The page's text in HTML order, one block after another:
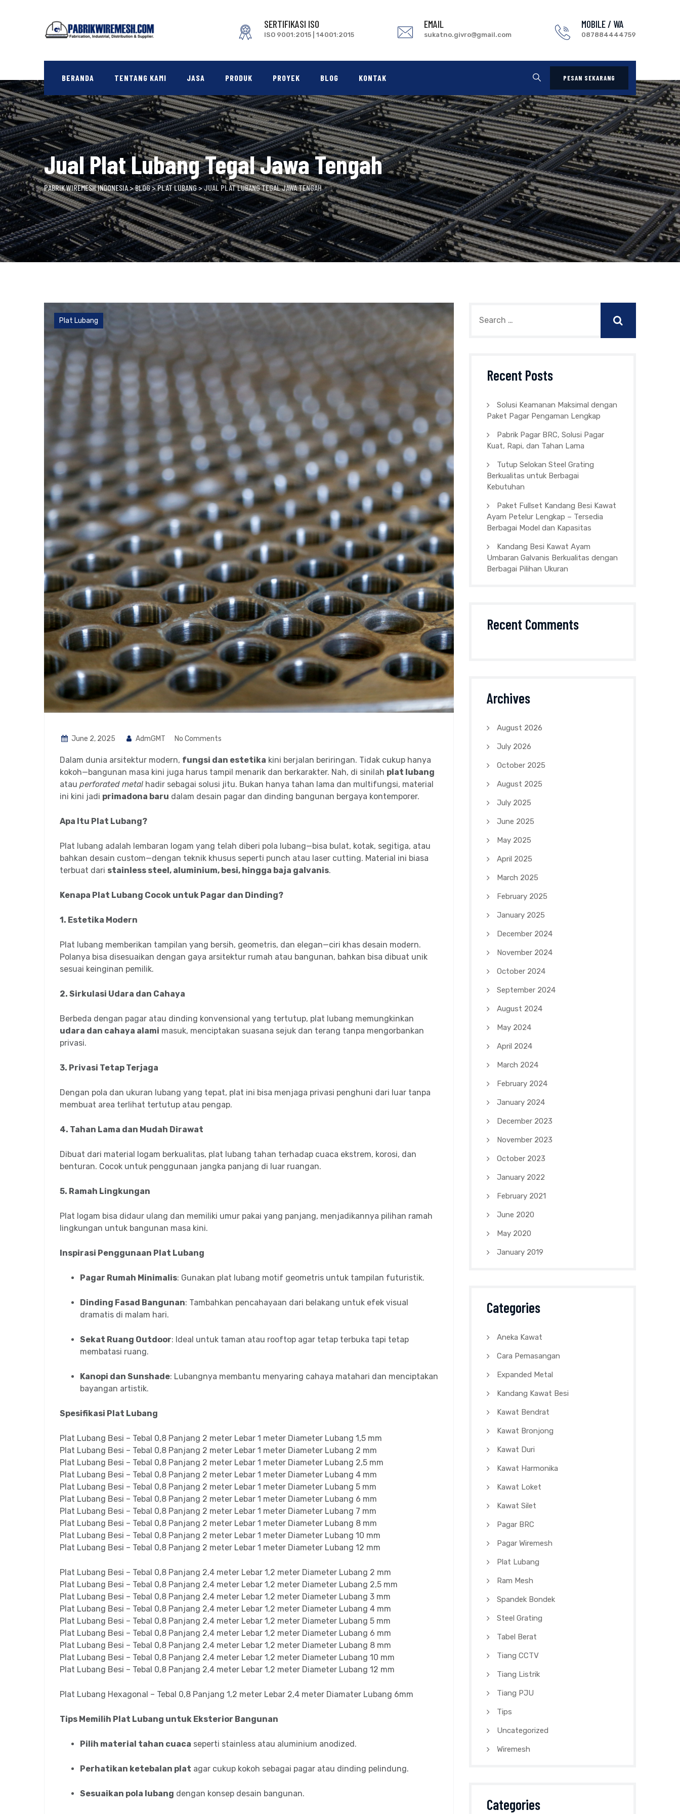
SERTIFIKASI ISO
ISO 9001:2015 | 14001:2015
EMAIL
sukatno.givro@gmail.com
MOBILE / WA
087884444759
BERANDA TENTANG KAMI JASA PRODUK PROYEK BLOG KONTAK PESAN SEKARANG
Jual Plat Lubang Tegal Jawa Tengah
PABRIK WIREMESH INDONESIA>BLOG>PLAT LUBANG>JUAL PLAT LUBANG TEGAL JAWA TENGAH
Plat Lubang
June 2, 2025 AdmGMT No Comments
Dalam dunia arsitektur modern, fungsi dan estetika kini berjalan beriringan. Tidak cukup hanya
kokoh—bangunan masa kini juga harus tampil menarik dan berkarakter. Nah, di sinilah plat lubang
atau perforated metal hadir sebagai solusi jitu. Bukan hanya tahan lama dan multifungsi, material
ini kini jadi primadona baru dalam desain pagar dan dinding bangunan bergaya kontemporer.
Apa Itu Plat Lubang?
Plat lubang adalah lembaran logam yang telah diberi pola lubang—bisa bulat, kotak, segitiga, atau
bahkan desain custom—dengan teknik khusus seperti punch atau laser cutting. Material ini biasa
terbuat dari stainless steel, aluminium, besi, hingga baja galvanis.
Kenapa Plat Lubang Cocok untuk Pagar dan Dinding?
1. Estetika Modern
Plat lubang memberikan tampilan yang bersih, geometris, dan elegan—ciri khas desain modern.
Polanya bisa disesuaikan dengan gaya arsitektur rumah atau bangunan, bahkan bisa dibuat unik
sesuai keinginan pemilik.
2. Sirkulasi Udara dan Cahaya
Berbeda dengan pagar atau dinding konvensional yang tertutup, plat lubang memungkinkan
udara dan cahaya alami masuk, menciptakan suasana sejuk dan terang tanpa mengorbankan
privasi.
3. Privasi Tetap Terjaga
Dengan pola dan ukuran lubang yang tepat, plat ini bisa menjaga privasi penghuni dari luar tanpa
membuat area terlihat tertutup atau pengap.
4. Tahan Lama dan Mudah Dirawat
Dibuat dari material logam berkualitas, plat lubang tahan terhadap cuaca ekstrem, korosi, dan
benturan. Cocok untuk penggunaan jangka panjang di luar ruangan.
5. Ramah Lingkungan
Plat logam bisa didaur ulang dan memiliki umur pakai yang panjang, menjadikannya pilihan ramah
lingkungan untuk bangunan masa kini.
Inspirasi Penggunaan Plat Lubang
Pagar Rumah Minimalis: Gunakan plat lubang motif geometris untuk tampilan futuristik.
Dinding Fasad Bangunan: Tambahkan pencahayaan dari belakang untuk efek visual
dramatis di malam hari.
Sekat Ruang Outdoor: Ideal untuk taman atau rooftop agar tetap terbuka tapi tetap
membatasi ruang.
Kanopi dan Sunshade: Lubangnya membantu menyaring cahaya matahari dan menciptakan
bayangan artistik.
Spesifikasi Plat Lubang
Plat Lubang Besi – Tebal 0,8 Panjang 2 meter Lebar 1 meter Diameter Lubang 1,5 mm
Plat Lubang Besi – Tebal 0,8 Panjang 2 meter Lebar 1 meter Diameter Lubang 2 mm
Plat Lubang Besi – Tebal 0,8 Panjang 2 meter Lebar 1 meter Diameter Lubang 2,5 mm
Plat Lubang Besi – Tebal 0,8 Panjang 2 meter Lebar 1 meter Diameter Lubang 4 mm
Plat Lubang Besi – Tebal 0,8 Panjang 2 meter Lebar 1 meter Diameter Lubang 5 mm
Plat Lubang Besi – Tebal 0,8 Panjang 2 meter Lebar 1 meter Diameter Lubang 6 mm
Plat Lubang Besi – Tebal 0,8 Panjang 2 meter Lebar 1 meter Diameter Lubang 7 mm
Plat Lubang Besi – Tebal 0,8 Panjang 2 meter Lebar 1 meter Diameter Lubang 8 mm
Plat Lubang Besi – Tebal 0,8 Panjang 2 meter Lebar 1 meter Diameter Lubang 10 mm
Plat Lubang Besi – Tebal 0,8 Panjang 2 meter Lebar 1 meter Diameter Lubang 12 mm
Plat Lubang Besi – Tebal 0,8 Panjang 2,4 meter Lebar 1,2 meter Diameter Lubang 2 mm
Plat Lubang Besi – Tebal 0,8 Panjang 2,4 meter Lebar 1,2 meter Diameter Lubang 2,5 mm
Plat Lubang Besi – Tebal 0,8 Panjang 2,4 meter Lebar 1,2 meter Diameter Lubang 3 mm
Plat Lubang Besi – Tebal 0,8 Panjang 2,4 meter Lebar 1,2 meter Diameter Lubang 4 mm
Plat Lubang Besi – Tebal 0,8 Panjang 2,4 meter Lebar 1,2 meter Diameter Lubang 5 mm
Plat Lubang Besi – Tebal 0,8 Panjang 2,4 meter Lebar 1,2 meter Diameter Lubang 6 mm
Plat Lubang Besi – Tebal 0,8 Panjang 2,4 meter Lebar 1,2 meter Diameter Lubang 8 mm
Plat Lubang Besi – Tebal 0,8 Panjang 2,4 meter Lebar 1,2 meter Diameter Lubang 10 mm
Plat Lubang Besi – Tebal 0,8 Panjang 2,4 meter Lebar 1,2 meter Diameter Lubang 12 mm
Plat Lubang Hexagonal – Tebal 0,8 Panjang 1,2 meter Lebar 2,4 meter Diamater Lubang 6mm
Tips Memilih Plat Lubang untuk Eksterior Bangunan
Pilih material tahan cuaca seperti stainless atau aluminium anodized.
Perhatikan ketebalan plat agar cukup kokoh sebagai pagar atau dinding pelindung.
Sesuaikan pola lubang dengan konsep desain bangunan.
Recent Posts
Solusi Keamanan Maksimal dengan
Paket Pagar Pengaman Lengkap
Pabrik Pagar BRC, Solusi Pagar
Kuat, Rapi, dan Tahan Lama
Tutup Selokan Steel Grating
Berkualitas untuk Berbagai
Kebutuhan
Paket Fullset Kandang Besi Kawat
Ayam Petelur Lengkap – Tersedia
Berbagai Model dan Kapasitas
Kandang Besi Kawat Ayam
Umbaran Galvanis Berkualitas dengan
Berbagai Pilihan Ukuran
Recent Comments
Archives
August 2026
July 2026
October 2025
August 2025
July 2025
June 2025
May 2025
April 2025
March 2025
February 2025
January 2025
December 2024
November 2024
October 2024
September 2024
August 2024
May 2024
April 2024
March 2024
February 2024
January 2024
December 2023
November 2023
October 2023
January 2022
February 2021
June 2020
May 2020
January 2019
Categories
Aneka Kawat
Cara Pemasangan
Expanded Metal
Kandang Kawat Besi
Kawat Bendrat
Kawat Bronjong
Kawat Duri
Kawat Harmonika
Kawat Loket
Kawat Silet
Pagar BRC
Pagar Wiremesh
Plat Lubang
Ram Mesh
Spandek Bondek
Steel Grating
Tabel Berat
Tiang CCTV
Tiang Listrik
Tiang PJU
Tips
Uncategorized
Wiremesh
Categories